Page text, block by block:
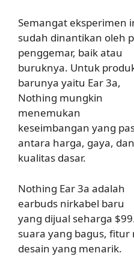
Semangat eksperimen
sudah dinantikan oleh
penggemar, baik atau
buruknya. Untuk
barunya yaitu Ear 3a,
Nothing mungkin
menemukan
keseimbangan yang
antara harga, gaya, dan
kualitas dasar.
Nothing Ear 3a adalah
earbuds nirkabel baru
yang dijual seharga
suara yang bagus,
desain yang menarik.